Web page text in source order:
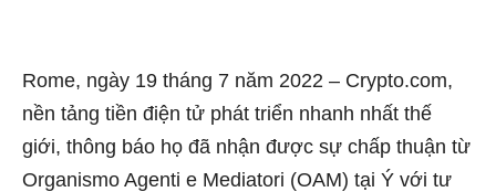
Rome, ngày 19 tháng 7 năm 2022 – Crypto.com,
nền tảng tiền điện tử phát triển nhanh nhất thế
giới, thông báo họ đã nhận được sự chấp thuận từ
Organismo Agenti e Mediatori (OAM) tại Ý với tư